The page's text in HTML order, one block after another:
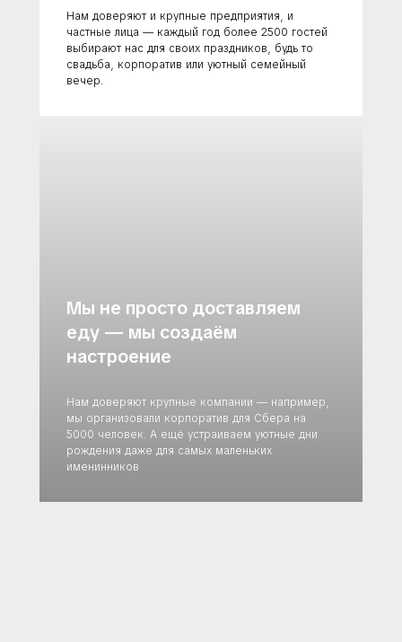
Нам доверяют и крупные предприятия, и
частные лица — каждый год более 2500 гостей
выбирают нас для своих праздников, будь то
свадьба, корпоратив или уютный семейный
вечер.
Мы не просто доставляем
еду — мы создаём
настроение
Нам доверяют крупные компании — например,
мы организовали корпоратив для Сбера на
5000 человек. А ещё устраиваем уютные дни
рождения даже для самых маленьких
именинников